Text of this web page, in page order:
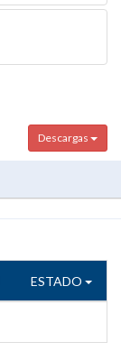
Descargas
ESTADO